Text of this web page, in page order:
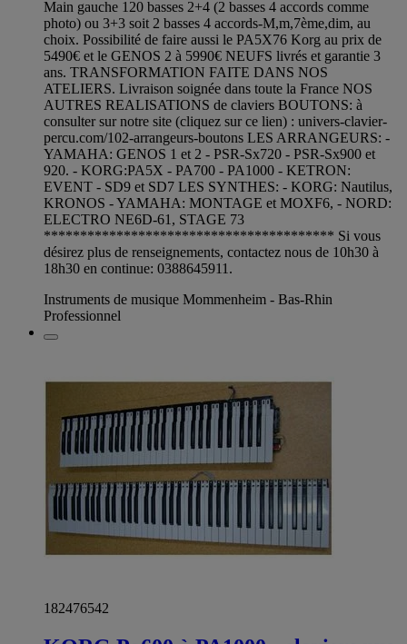
Main gauche 120 basses 2+4 (2 basses 4 accords comme
photo) ou 3+3 soit 2 basses 4 accords-M,m,7ème,dim, au
choix. Possibilité de faire aussi le PA5X76 Korg au prix de
5490€ et le GENOS 2 à 5990€ NEUFS livrés et garantie 3
ans. TRANSFORMATION FAITE DANS NOS
ATELIERS. Livraison soignée dans toute la France NOS
AUTRES REALISATIONS de claviers BOUTONS: à
consulter sur notre site (cliquez sur ce lien) : univers-clavier-
percu.com/102-arrangeurs-boutons LES ARRANGEURS: -
YAMAHA: GENOS 1 et 2 - PSR-Sx720 - PSR-Sx900 et
920. - KORG:PA5X - PA700 - PA1000 - KETRON:
EVENT - SD9 et SD7 LES SYNTHES: - KORG: Nautilus,
KRONOS - YAMAHA: MONTAGE et MOXF6, - NORD:
ELECTRO NE6D-61, STAGE 73
**************************************** Si vous
désirez plus de renseignements, contactez nous de 10h30 à
18h30 en continue: 0388645911.
Instruments de musique Mommenheim - Bas-Rhin
Professionnel
182476542